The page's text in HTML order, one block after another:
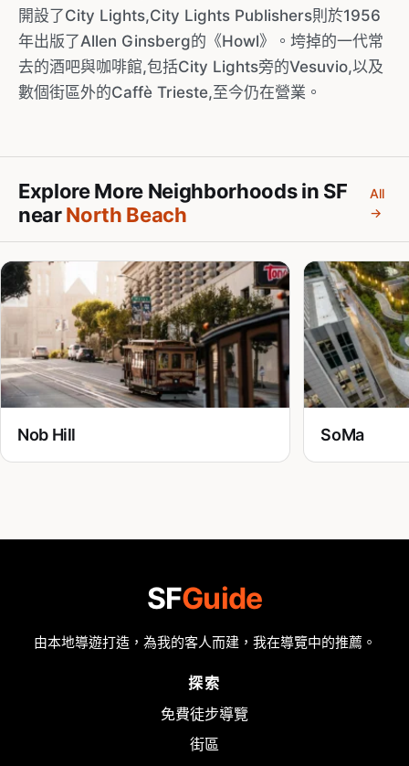
開設了City Lights,City Lights Publishers則於1956
年出版了Allen Ginsberg的《Howl》。垮掉的一代常
去的酒吧與咖啡館,包括City Lights旁的Vesuvio,以及
數個街區外的Caffè Trieste,至今仍在營業。
Explore More Neighborhoods in SF
nearNorth Beach
All
→
Nob Hill SoMa
SFGuide
由本地導遊打造，為我的客人而建，我在導覽中的推薦。
探索
免費徒步導覽
街區